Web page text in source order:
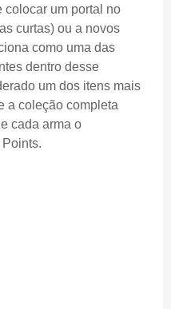
colocar um portal no
curtas) ou a novos
como uma das
dentro desse
um dos itens mais
a coleção completa
cada arma o